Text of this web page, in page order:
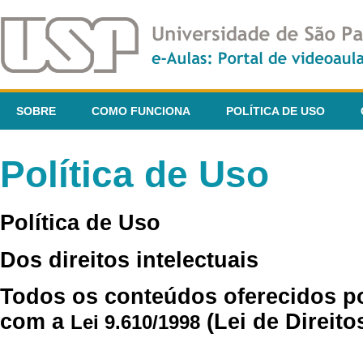
SOBRE COMO FUNCIONA POLÍTICA DE USO
Política de Uso
Política de Uso
Dos direitos intelectuais
Todos os conteúdos oferecidos
com a Lei 9.610/1998 (Lei de